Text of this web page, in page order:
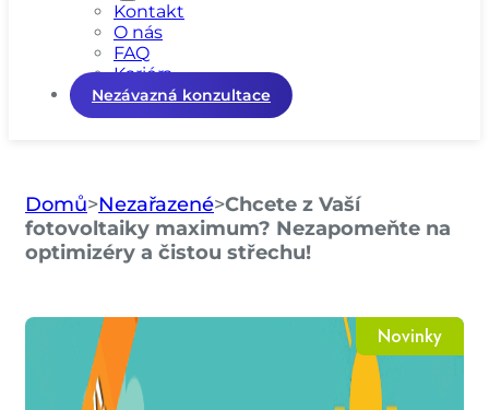
Kontakt
O nás
FAQ
Kariéra
Nezávazná konzultace
Domů>Nezařazené>Chcete z Vaší
fotovoltaiky maximum? Nezapomeňte na
optimizéry a čistou střechu!
Novinky